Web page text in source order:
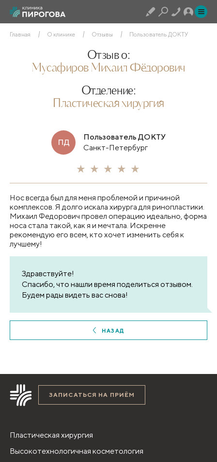
Главная О клинике Отзывы Пользователь ДОКТУ
Отзыв о:
Мусафиров Михаил Фёдорович
Отделение:
Пластическая хирургия
ПД
Пользователь ДОКТУ
Санкт-Петербург
Нос всегда был для меня проблемой и причиной
комплексов. Я долго искала хирурга для ринопластики.
Михаил Федорович провел операцию идеально, форма
носа стала такой, как я и мечтала. Искренне
рекомендую его всем, кто хочет изменить себя к
лучшему!
Здравствуйте!
Спасибо, что нашли время поделиться отзывом.
Будем рады видеть вас снова!
НАЗАД
ЗАПИСАТЬСЯ НА ПРИЁМ
Пластическая хирургия
Высокотехнологичная косметология